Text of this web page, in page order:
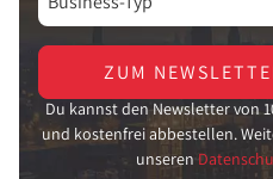
ZUM
Du kannst den Newsletter von
und kostenfrei abbestellen.
unseren